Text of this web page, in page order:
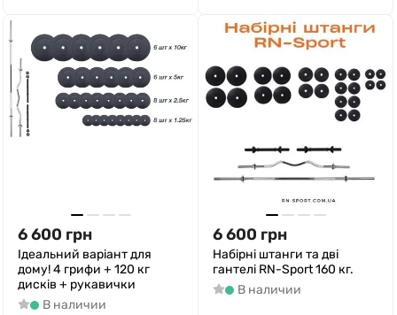
6 600 грн
Ідеальний варіант для
дому! 4 грифи + 120 кг
дисків + рукавички
В наличии
6 600 грн
Набірні штанги та дві
гантелі RN-Sport 160 кг.
В наличии